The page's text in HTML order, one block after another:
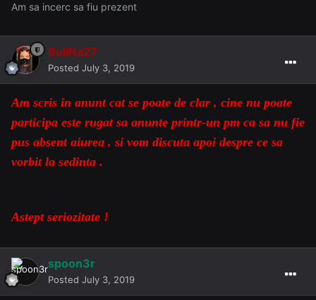
Am sa incerc sa fiu prezent
BuliNa27
Posted July 3, 2019
Am scris in anunt cat se poate de clar , cine nu poate
participa este rugat sa anunte printr-un pm ca sa nu fie
pus absent aiurea , si vom discuta apoi despre ce sa
vorbit la sedinta .
Astept seriozitate !
spoon3r
Posted July 3, 2019